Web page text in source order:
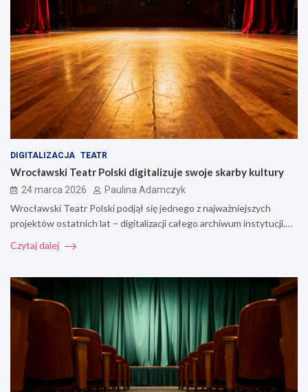
DIGITALIZACJA TEATR
Wrocławski Teatr Polski digitalizuje swoje skarby kultury
24 marca 2026 Paulina Adamczyk
Wrocławski Teatr Polski podjął się jednego z najważniejszych
projektów ostatnich lat – digitalizacji całego archiwum instytucji.…
Czytaj dalej